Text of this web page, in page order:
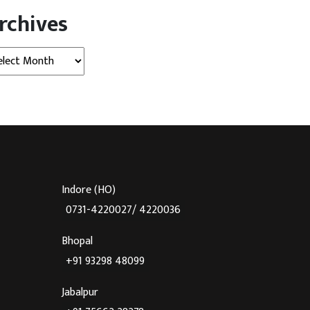
Indore (HO)
0731-4220027/ 4220036
Bhopal
+91 93298 48099
Jabalpur